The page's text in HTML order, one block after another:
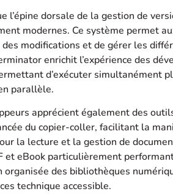
l’épine dorsale de la gestion de
modernes. Ce système permet
des modifications et de gérer les
enrichit l’expérience des
d’exécuter simultanément
parallèle.
apprécient également des
du copier-coller, facilitant la
la lecture et la gestion de
et eBook particulièrement
organisée des bibliothèques
technique accessible.